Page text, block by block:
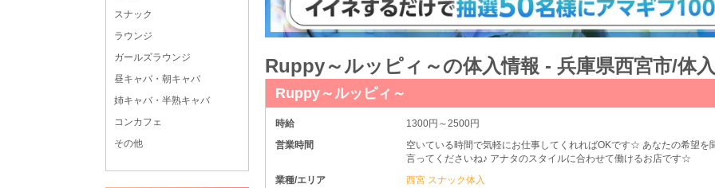
スナック
ラウンジ
ガールズラウンジ
昼キャバ・朝キャバ
姉キャバ・半熟キャバ
コンカフェ
その他
Ruppy～ルッピィ～の体入情報 - 兵庫県西宮市/体
Ruppy～ルッピィ～
時給
1300円～2500円
営業時間
空いている時間で気軽にお仕事してくれればOKです☆ あなたの希望を
言ってくださいね♪ アナタのスタイルに合わせて働けるお店です☆
業種/エリア
西宮 スナック体入